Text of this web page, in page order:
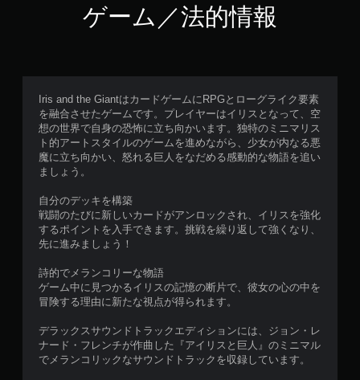
ゲーム／法的情報
Iris and the GiantはカードゲームにRPGとローグライク要素
を融合させたゲームです。プレイヤーはイリスとなって、空
想の世界で自身の恐怖に立ち向かいます。独特のミニマリス
ト的アートスタイルのゲームを進めながら、少女が内なる悪
魔に立ち向かい、怒れる巨人をなだめる感動的な物語を追い
ましょう。
自分のデッキを構築
戦闘のたびに新しいカードがアンロックされ、イリスを強化
するポイントを入手できます。挑戦を繰り返して強くなり、
先に進みましょう！
詩的でメランコリーな物語
ゲーム中に見つかるイリスの記憶の断片で、彼女の心の中を
冒険する理由に新たな視点が得られます。
デラックスサウンドトラックエディションには、ジョン・レ
ナード・フレンチが作曲した『アイリスと巨人』のミニマル
でメランコリックなサウンドトラックを収録しています。